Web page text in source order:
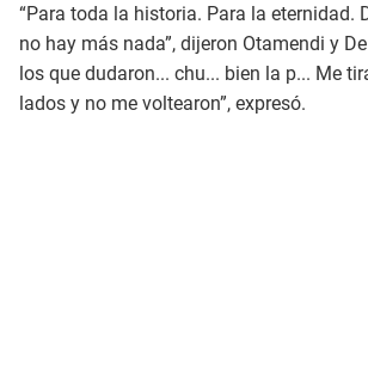
“Para toda la historia. Para la eternidad.
no hay más nada”, dijeron Otamendi y
los que dudaron... chu... bien la p... Me
lados y no me voltearon”, expresó.